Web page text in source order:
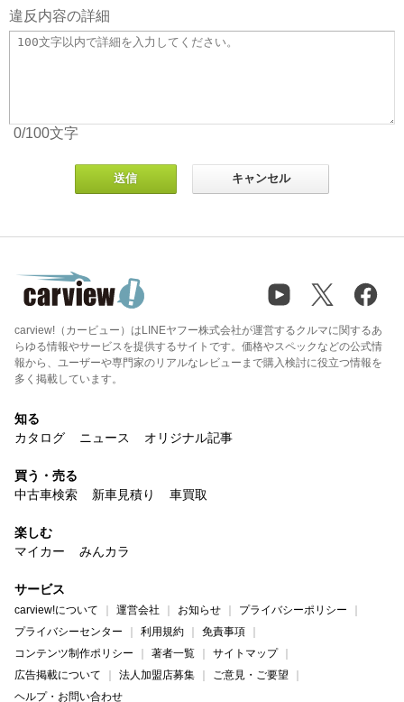
違反内容の詳細
0/100文字
carview!（カービュー）はLINEヤフー株式会社が運営するクルマに関するあ
らゆる情報やサービスを提供するサイトです。価格やスペックなどの公式情
報から、ユーザーや専門家のリアルなレビューまで購入検討に役立つ情報を
多く掲載しています。
知る
カタログ
ニュース オリジナル記事
買う・売る
中古車検索
新車見積り 車買取
楽しむ
マイカー
みんカラ
サービス
carview!について 運営会社 お知らせ
プライバシーポリシー
プライバシーセンター
利用規約
免責事項
コンテンツ制作ポリシー
著者一覧
サイトマップ
広告掲載について
法人加盟店募集
ご意見・ご要望
ヘルプ・お問い合わせ